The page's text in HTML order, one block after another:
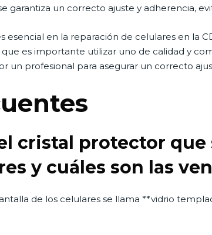
garantiza un correcto ajuste y adherencia,
esencial en la reparación de celulares en la
es importante utilizar uno de calidad y
un profesional para asegurar un correcto
cristal protector que
y cuáles son las
de los celulares se llama **vidrio